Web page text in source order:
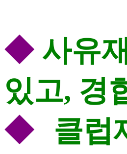
◆사유
있고, 경
◆
클럽